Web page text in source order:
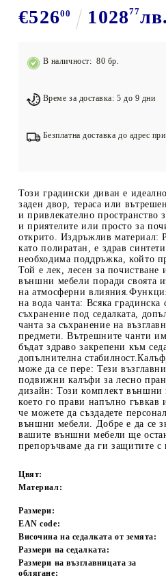
Волейбол
€52600 102877лв.
В наличност: 80 бр.
Време за доставка: 5 до 9 дни
Безплатна доставка до адрес
Този градински диван е
заден двор, тераса или
и привлекателно пространство
и приятелите или просто за
открито. Издръжлив материал:
като полиратан, е здрав
необходима поддръжка, който
Той е лек, лесен за почистване
външни мебели поради своята
на атмосферни
на вода чанта: Всяка градинска
съхранение под седалката,
чанта за съхранение на
предмети. Вътрешните чанти
бъдат здраво закрепени към
допълнителна
може да се пере: Тези
подвижни калъфи за лесно
дизайн: Този комплект външни
което го прави напълно гъвкав
че можете да създадете
външни мебели. Добре е да се
вашите външни мебели ще
препоръчваме да ги защитите с
Цвят:
Материал:
Размери:
EAN code:
Височина на седалката от земята:
Размери на седалката:
Размери на възглавницата за
облягане: